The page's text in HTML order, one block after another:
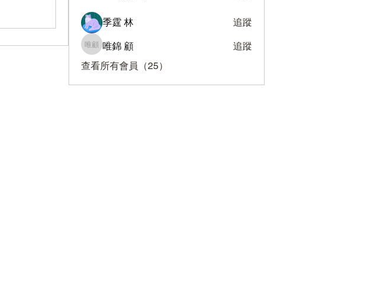
季霆 林 追蹤
唯錦 顧唯錦 顧
追蹤
查看所有會員（25）